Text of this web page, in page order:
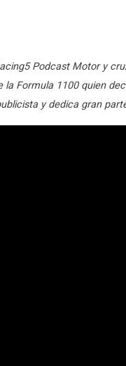
Podcast Motor y
Formula 1100 quien
y dedica gran